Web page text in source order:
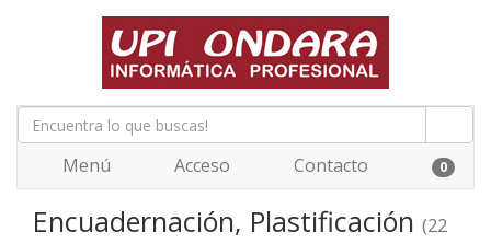
Menú Acceso Contacto 0
Encuadernación, Plastificación (22